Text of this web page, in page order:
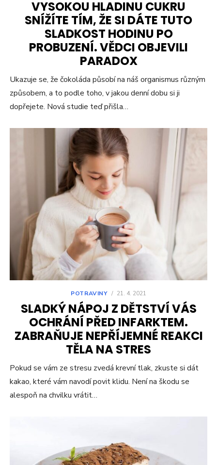
VYSOKOU HLADINU CUKRU
SNÍŽÍTE TÍM, ŽE SI DÁTE TUTO
SLADKOST HODINU PO
PROBUZENÍ. VĚDCI OBJEVILI
PARADOX
Ukazuje se, že čokoláda působí na náš organismus různým
způsobem, a to podle toho, v jakou denní dobu si ji
dopřejete. Nová studie teď přišla…
POTRAVINY / 21. 4. 2021
SLADKÝ NÁPOJ Z DĚTSTVÍ VÁS
OCHRÁNÍ PŘED INFARKTEM.
ZABRAŇUJE NEPŘÍJEMNÉ REAKCI
TĚLA NA STRES
Pokud se vám ze stresu zvedá krevní tlak, zkuste si dát
kakao, které vám navodí povit klidu. Není na škodu se
alespoň na chvilku vrátit…